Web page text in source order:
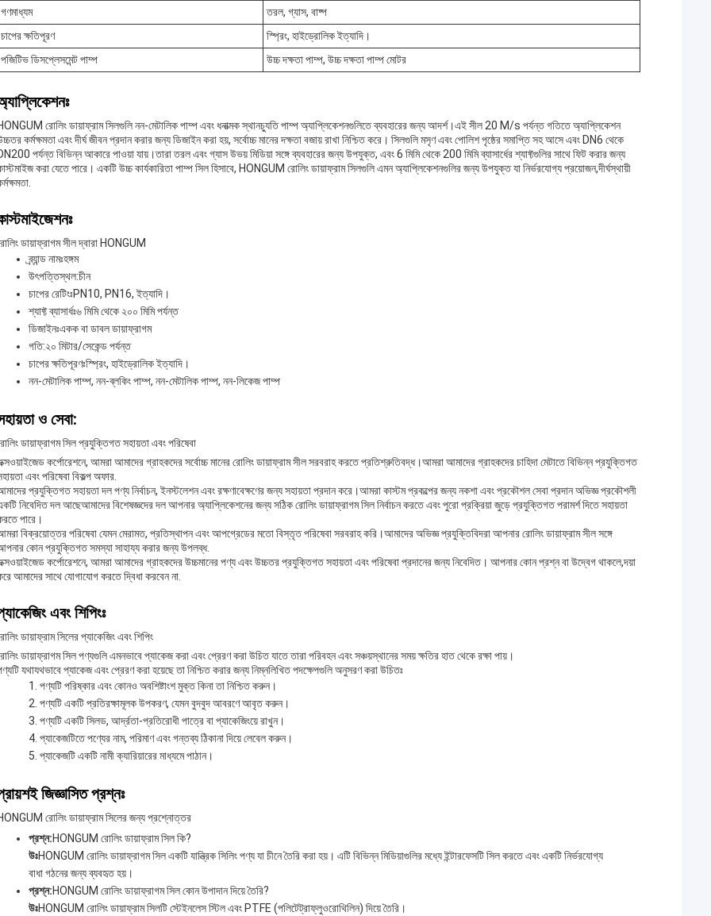
গণমাধ্যম
তরল, গ্যাস, বাষ্প
চাপের ক্ষতিপূরণ
স্প্রিং, হাইড্রোলিক ইত্যাদি।
পজিটিভ ডিসপ্লেসমেন্ট পাম্প
উচ্চ দক্ষতা পাম্প, উচ্চ দক্ষতা পাম্প মোটর
রোলিং ডায়াফ্রাম সিলগুলি নন-মেটালিক পাম্প এবং ধনাত্মক স্থানচ্যুতি পাম্প অ্যাপ্লিকেশনগুলিতে ব্যবহারের জন্য আদর্শ।এই সীল 20 M/s পর্যন্ত গতিতে অ্যাপ্লিকেশন
কর্মক্ষমতা এবং দীর্ঘ জীবন প্রদান করার জন্য ডিজাইন করা হয়, সর্বোচ্চ মানের দক্ষতা বজায় রাখা নিশ্চিত করে। সিলগুলি মসৃণ এবং পোলিশ পৃষ্ঠের সমাপ্তি সহ আসে এবং DN6 থেকে
পর্যন্ত বিভিন্ন আকারে পাওয়া যায়।তারা তরল এবং গ্যাস উভয় মিডিয়া সঙ্গে ব্যবহারের জন্য উপযুক্ত, এবং 6 মিমি থেকে 200 মিমি ব্যাসার্ধের শ্যাফ্টগুলির সাথে ফিট করার জন্য
করা যেতে পারে। একটি উচ্চ কার্যকারিতা পাম্প সিল হিসাবে, HONGUM রোলিং ডায়াফ্রাম সিলগুলি এমন অ্যাপ্লিকেশনগুলির জন্য উপযুক্ত যা নির্ভরযোগ্য প্রয়োজন,দীর্ঘস্থায়ী
ডায়াফ্রাগম সীল দ্বারা HONGUM
ব্র্যান্ড নামঃহঙ্গম
উৎপত্তিস্থল:চীন
চাপের রেটিংঃPN10, PN16, ইত্যাদি।
শ্যাফ্ট ব্যাসার্ধঃ৬ মিমি থেকে ২০০ মিমি পর্যন্ত
ডিজাইনঃএকক বা ডাবল ডায়াফ্রাগম
গতি:২০ মিটার/সেকেন্ড পর্যন্ত
চাপের ক্ষতিপূরণঃস্প্রিং, হাইড্রোলিক ইত্যাদি।
নন-মেটালিক পাম্প, নন-ব্লকিং পাম্প, নন-মেটালিক পাম্প, নন-লিকেজ পাম্প
ও সেবা:
ডায়াফ্রাগম সিল প্রযুক্তিগত সহায়তা এবং পরিষেবা
কর্পোরেশনে, আমরা আমাদের গ্রাহকদের সর্বোচ্চ মানের রোলিং ডায়াফ্রাম সীল সরবরাহ করতে প্রতিশ্রুতিবদ্ধ।আমরা আমাদের গ্রাহকদের চাহিদা মেটাতে বিভিন্ন প্রযুক্তিগত
এবং পরিষেবা বিকল্প অফার.
প্রযুক্তিগত সহায়তা দল পণ্য নির্বাচন, ইনস্টলেশন এবং রক্ষণাবেক্ষণের জন্য সহায়তা প্রদান করে।আমরা কাস্টম প্রকল্পের জন্য নকশা এবং প্রকৌশল সেবা প্রদান অভিজ্ঞ প্রকৌশলী
নিবেদিত দল আছেআমাদের বিশেষজ্ঞদের দল আপনার অ্যাপ্লিকেশনের জন্য সঠিক রোলিং ডায়াফ্রাগম সিল নির্বাচন করতে এবং পুরো প্রক্রিয়া জুড়ে প্রযুক্তিগত পরামর্শ দিতে সহায়তা
পারে।
বিক্রয়োত্তর পরিষেবা যেমন মেরামত, প্রতিস্থাপন এবং আপগ্রেডের মতো বিস্তৃত পরিষেবা সরবরাহ করি।আমাদের অভিজ্ঞ প্রযুক্তিবিদরা আপনার রোলিং ডায়াফ্রাম সীল সঙ্গে
কোন প্রযুক্তিগত সমস্যা সাহায্য করার জন্য উপলব্ধ.
কর্পোরেশনে, আমরা আমাদের গ্রাহকদের উচ্চমানের পণ্য এবং উচ্চতর প্রযুক্তিগত সহায়তা এবং পরিষেবা প্রদানের জন্য নিবেদিত। আপনার কোন প্রশ্ন বা উদ্বেগ থাকলে,দয়া
আমাদের সাথে যোগাযোগ করতে দ্বিধা করবেন না.
এবং শিপিংঃ
ডায়াফ্রাম সিলের প্যাকেজিং এবং শিপিং
ডায়াফ্রাগম সিল পণ্যগুলি এমনভাবে প্যাকেজ করা এবং প্রেরণ করা উচিত যাতে তারা পরিবহন এবং সঞ্চয়স্থানের সময় ক্ষতির হাত থেকে রক্ষা পায়।
যথাযথভাবে প্যাকেজ এবং প্রেরণ করা হয়েছে তা নিশ্চিত করার জন্য নিম্নলিখিত পদক্ষেপগুলি অনুসরণ করা উচিতঃ
পণ্যটি পরিষ্কার এবং কোনও অবশিষ্টাংশ মুক্ত কিনা তা নিশ্চিত করুন।
পণ্যটি একটি প্রতিরক্ষামূলক উপকরণ, যেমন বুদবুদ আবরণে আবৃত করুন।
পণ্যটি একটি সিলড, আর্দ্রতা-প্রতিরোধী পাত্রে বা প্যাকেজিংয়ে রাখুন।
প্যাকেজটিতে পণ্যের নাম, পরিমাণ এবং গন্তব্য ঠিকানা দিয়ে লেবেল করুন।
প্যাকেজটি একটি নামী ক্যারিয়ারের মাধ্যমে পাঠান।
জিজ্ঞাসিত প্রশ্নঃ
রোলিং ডায়াফ্রাম সিলের জন্য প্রশ্নোত্তর
প্রশ্ন:HONGUM রোলিং ডায়াফ্রাম সিল কি?
উঃHONGUM রোলিং ডায়াফ্রাগম সিল একটি যান্ত্রিক সিলিং পণ্য যা চীনে তৈরি করা হয়। এটি বিভিন্ন মিডিয়াগুলির মধ্যে ইন্টারফেসটি সিল করতে এবং একটি নির্ভরযোগ্য
বাধা গঠনের জন্য ব্যবহৃত হয়।
প্রশ্ন:HONGUM রোলিং ডায়াফ্রাগম সিল কোন উপাদান দিয়ে তৈরি?
উঃHONGUM রোলিং ডায়াফ্রাম সিলটি স্টেইনলেস স্টিল এবং PTFE (পলিটেট্রাফ্লুওরোথিলিন) দিয়ে তৈরি।